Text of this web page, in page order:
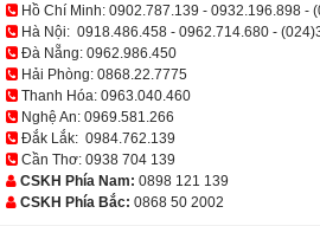
Hồ Chí Minh: 0902.787.139 - 0932.196.898 -
Hà Nội: 0918.486.458 - 0962.714.680 -
Đà Nẵng: 0962.986.450
Hải Phòng: 0868.22.7775
Thanh Hóa: 0963.040.460
Nghệ An: 0969.581.266
Đắk Lắk: 0984.762.139
Cần Thơ: 0938 704 139
CSKH Phía Nam: 0898 121 139
CSKH Phía Bắc: 0868 50 2002